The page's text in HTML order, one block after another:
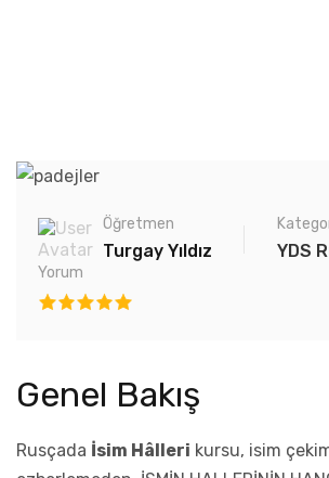
Öğretmen
Turgay Yıldız YDS
Yorum
Genel Bakış
Rusçada İsim Hâlleri kursu, isim